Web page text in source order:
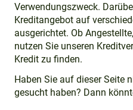
Verwendungszweck.
Kreditangebot auf
ausgerichtet. Ob
nutzen Sie unseren
Kredit zu finden.
Haben Sie auf dieser Seite
gesucht haben? Dann